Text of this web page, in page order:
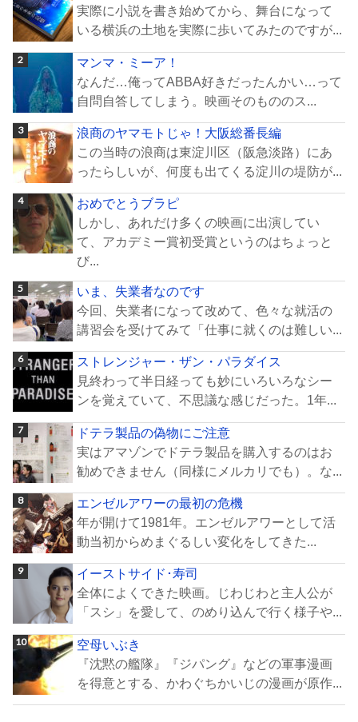
実際に小説を書き始めてから、舞台になって
いる横浜の土地を実際に歩いてみたのですが...
マンマ・ミーア！
なんだ…俺ってABBA好きだったんかい…って
自問自答してしまう。映画そのもののス...
浪商のヤマモトじゃ！大阪総番長編
この当時の浪商は東淀川区（阪急淡路）にあ
ったらしいが、何度も出てくる淀川の堤防が...
おめでとうブラピ
しかし、あれだけ多くの映画に出演してい
て、アカデミー賞初受賞というのはちょっと
び...
いま、失業者なのです
今回、失業者になって改めて、色々な就活の
講習会を受けてみて「仕事に就くのは難しい...
ストレンジャー・ザン・パラダイス
見終わって半日経っても妙にいろいろなシー
ンを覚えていて、不思議な感じだった。1年...
ドテラ製品の偽物にご注意
実はアマゾンでドテラ製品を購入するのはお
勧めできません（同様にメルカリでも）。な...
エンゼルアワーの最初の危機
年が開けて1981年。エンゼルアワーとして活
動当初からめまぐるしい変化をしてきた...
イーストサイド･寿司
全体によくできた映画。じわじわと主人公が
「スシ」を愛して、のめり込んで行く様子や...
空母いぶき
『沈黙の艦隊』『ジパング』などの軍事漫画
を得意とする、かわぐちかいじの漫画が原作...